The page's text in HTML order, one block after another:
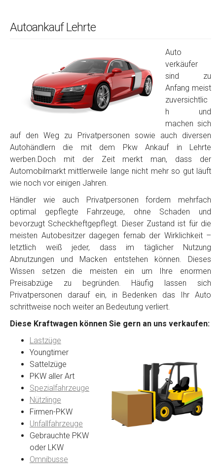
Autoankauf Lehrte
Auto
verkäufer
sind zu
Anfang meist
zuversichtlic
h und
machen sich
auf den Weg zu Privatpersonen sowie auch diversen
Autohändlern die mit dem Pkw Ankauf in Lehrte
werben.Doch mit der Zeit merkt man, dass der
Automobilmarkt mittlerweile lange nicht mehr so gut läuft
wie noch vor einigen Jahren.
Händler wie auch Privatpersonen fordern mehrfach
optimal gepflegte Fahrzeuge, ohne Schaden und
bevorzugt Scheckheftgepflegt. Dieser Zustand ist für die
meisten Autobesitzer dagegen fernab der Wirklichkeit –
letztlich weiß jeder, dass im täglicher Nutzung
Abnutzungen und Macken entstehen können. Dieses
Wissen setzen die meisten ein um Ihre enormen
Preisabzüge zu begründen. Häufig lassen sich
Privatpersonen darauf ein, in Bedenken das Ihr Auto
schrittweise noch weiter an Bedeutung verliert.
Diese Kraftwagen können Sie gern an uns verkaufen:
Lastzüge
Youngtimer
Sattelzüge
PKW aller Art
Spezialfahrzeuge
Nützlinge
Firmen-PKW
Unfallfahrzeuge
Gebrauchte PKW
oder LKW
Omnibusse